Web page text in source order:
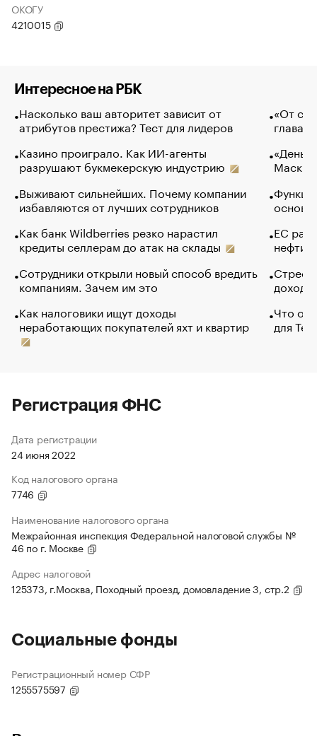
ОКОГУ
4210015
Интересное на РБК
Насколько ваш авторитет зависит от
атрибутов престижа? Тест для лидеров
Казино проиграло. Как ИИ-агенты
разрушают букмекерскую индустрию
Выживают сильнейших. Почему компании
избавляются от лучших сотрудников
Как банк Wildberries резко нарастил
кредиты селлерам до атак на склады
Сотрудники открыли новый способ вредить
компаниям. Зачем им это
Как налоговики ищут доходы
неработающих покупателей яхт и квартир
«От
глава
Маск в
основ
ЕС
нефти
Что
для
Регистрация ФНС
Дата регистрации
24 июня 2022
Код налогового органа
7746
Наименование налогового органа
Межрайонная инспекция Федеральной налоговой службы №
46 по г. Москве
Адрес налоговой
125373, г.Москва, Походный проезд, домовладение 3, стр.2
Социальные фонды
Регистрационный номер СФР
1255575597